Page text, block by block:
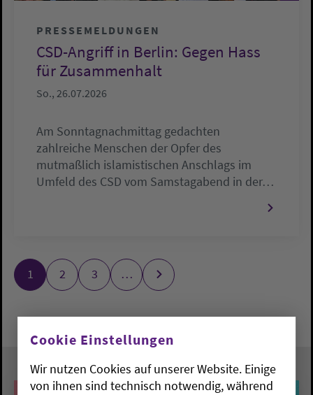
PRESSEMELDUNGEN
CSD-Angriff in Berlin: Gegen Hass
für Zusammenhalt
So., 26.07.2026
Am Sonntagnachmittag gedachten
zahlreiche Menschen der Opfer des
mutmaßlich islamistischen Anschlags im
Umfeld des CSD vom Samstagabend in der…
1 2 3 …
Cookie Einstellungen
Wir nutzen Cookies auf unserer Website. Einige
von ihnen sind technisch notwendig, während